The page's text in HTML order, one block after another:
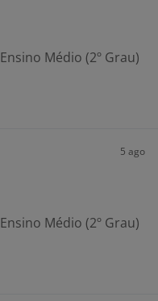
Ensino Médio (2º Grau)
5 ago
Ensino Médio (2º Grau)